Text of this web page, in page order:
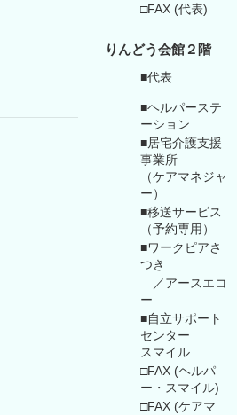
□FAX (代表)
りんどう会館 ２階
■代表
■ヘルパーステ
ーション
■居宅介護支援
事業所
（ケアマネジャ
ー）
■移送サービス
（予約専用）
■ワークピアさ
つき
／アースエコ
ー
■自立サポート
センター
スマイル
□FAX (ヘルパ
ー・スマイル)
□FAX (ケアマ